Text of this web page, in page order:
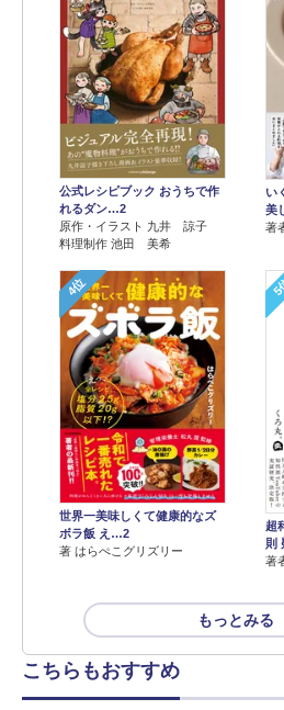
公式レシピブック おうちで作
れるダン…2
原作・イラスト 九井 諒子
料理制作 池田 美希
い
美
著
4位
世界一美味しくて健康的なズ
ボラ飯 え…2
著 はらぺこグリズリー
5
超
則
著
もっとみる
こちらもおすすめ